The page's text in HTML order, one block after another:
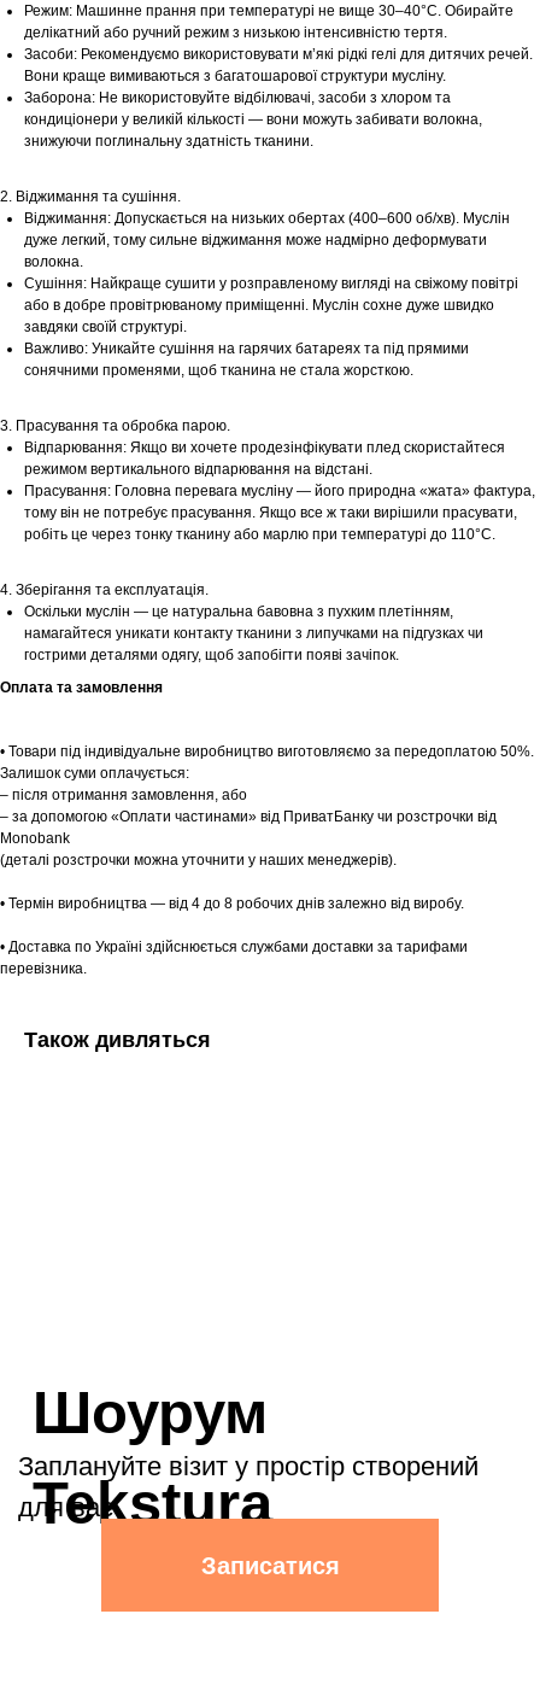
Режим: Машинне прання при температурі не вище 30–40°С. Обирайте
делікатний або ручний режим з низькою інтенсивністю тертя.
Засоби: Рекомендуємо використовувати м’які рідкі гелі для дитячих речей.
Вони краще вимиваються з багатошарової структури мусліну.
Заборона: Не використовуйте відбілювачі, засоби з хлором та
кондиціонери у великій кількості — вони можуть забивати волокна,
знижуючи поглинальну здатність тканини.
2. Віджимання та сушіння.
Віджимання: Допускається на низьких обертах (400–600 об/хв). Муслін
дуже легкий, тому сильне віджимання може надмірно деформувати
волокна.
Сушіння: Найкраще сушити у розправленому вигляді на свіжому повітрі
або в добре провітрюваному приміщенні. Муслін сохне дуже швидко
завдяки своїй структурі.
Важливо: Уникайте сушіння на гарячих батареях та під прямими
сонячними променями, щоб тканина не стала жорсткою.
3. Прасування та обробка парою.
Відпарювання: Якщо ви хочете продезінфікувати плед скористайтеся
режимом вертикального відпарювання на відстані.
Прасування: Головна перевага мусліну — його природна «жата» фактура,
тому він не потребує прасування. Якщо все ж таки вирішили прасувати,
робіть це через тонку тканину або марлю при температурі до 110°С.
4. Зберігання та експлуатація.
Оскільки муслін — це натуральна бавовна з пухким плетінням,
намагайтеся уникати контакту тканини з липучками на підгузках чи
гострими деталями одягу, щоб запобігти появі зачіпок.
Оплата та замовлення
• Товари під індивідуальне виробництво виготовляємо за передоплатою 50%.
Залишок суми оплачується:
– після отримання замовлення, або
– за допомогою «Оплати частинами» від ПриватБанку чи розстрочки від
Monobank
(деталі розстрочки можна уточнити у наших менеджерів).
• Термін виробництва — від 4 до 8 робочих днів залежно від виробу.
• Доставка по Україні здійснюється службами доставки за тарифами
перевізника.
Також дивляться
Шоурум
Tekstura
Заплануйте візит у простір створений
для вас